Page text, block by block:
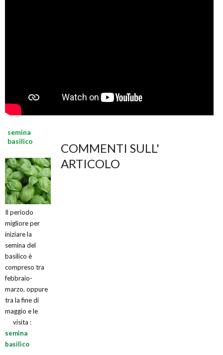
semina
basilico
Il periodo
migliore per
iniziare la
semina del
basilico è
compreso tra
febbraio-
marzo, oppure
tra la fine di
maggio e le
visita :
semina
basilico
COMMENTI SULL'
ARTICOLO